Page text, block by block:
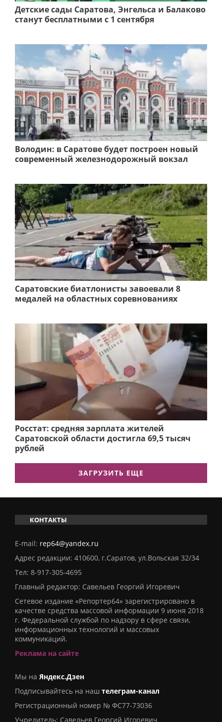
Детские сады Саратова, Энгельса и Балаково
станут бесплатными с 1 сентября
Володин: в Саратове будет построен новый
современный железнодорожный вокзал
Саратовские биатлонисты завоевали 8
медалей на областных соревнованиях
Росстат: средняя зарплата жителей
Саратовской области достигла 69,5 тысяч
рублей
ЗАГРУЗИТЬ ЕЩЕ
КОНТАКТЫ
E-mail: rep64@yandex.ru
Адрес редакции: 410600, г.Саратов, ул.Вольская 32/34
Тел: 8-917-305-4695
Главный редактор: Савельев Георгий Игоревич
Сетевое издание «Репортер64» зарегистрировано в
качестве средства массовой информации 9 июня 2018
г. Федеральной службой по надзору в сфере связи,
информационных технологий и массовых
коммуникаций.
Реклама на сайте
Мы на Яндекс.Дзен
Подписывайтесь на наш телеграм-канал
Регистрационный номер № ФС77-73036
Учредитель: Савельев Георгий Игоревич